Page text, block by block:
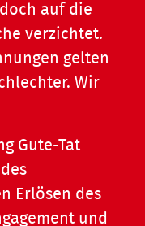
auf die
verzichtet.
gelten
Wir
Gute-Tat
Erlösen des
und